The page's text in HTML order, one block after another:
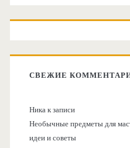
СВЕЖИЕ
Никак записи
Необычные предметы для
идеи и советы